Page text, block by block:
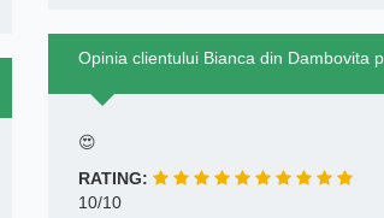
Opinia clientului Bianca din Dambovita
😍
RATING:
10/10